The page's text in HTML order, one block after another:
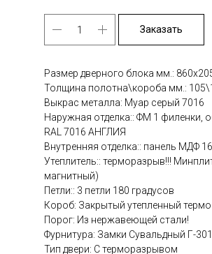
Заказать
Размер дверного блока мм.:
Толщина полотна\короба мм.:
Выкрас металла: Муар серый 7016
Наружная отделка:: ФМ 1 филенки,
RAL 7016 АНГЛИЯ
Внутренняя отделка:: панель МДФ
Утеплитель:: терморазрыв!!!
магнитный)
Петли:: 3 петли 180 градусов
Короб: Закрытый утепленный термо
Порог: Из нержавеющей стали!
Фурнитура: Замки Сувальдный Г-
Тип двери: С терморазрывом